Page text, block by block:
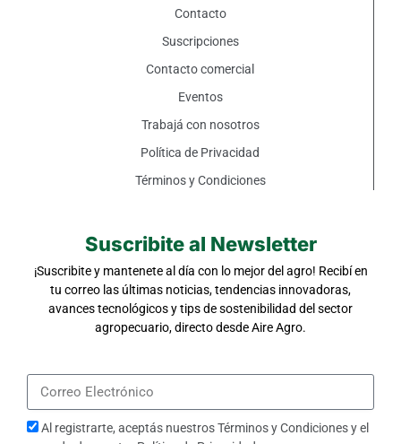
Contacto
Suscripciones
Contacto comercial
Eventos
Trabajá con nosotros
Política de Privacidad
Términos y Condiciones
Suscribite al Newsletter
¡Suscribite y mantenete al día con lo mejor del agro! Recibí en
tu correo las últimas noticias, tendencias innovadoras,
avances tecnológicos y tips de sostenibilidad del sector
agropecuario, directo desde Aire Agro.
Al registrarte, aceptás nuestrosTérminos y Condicionesy el